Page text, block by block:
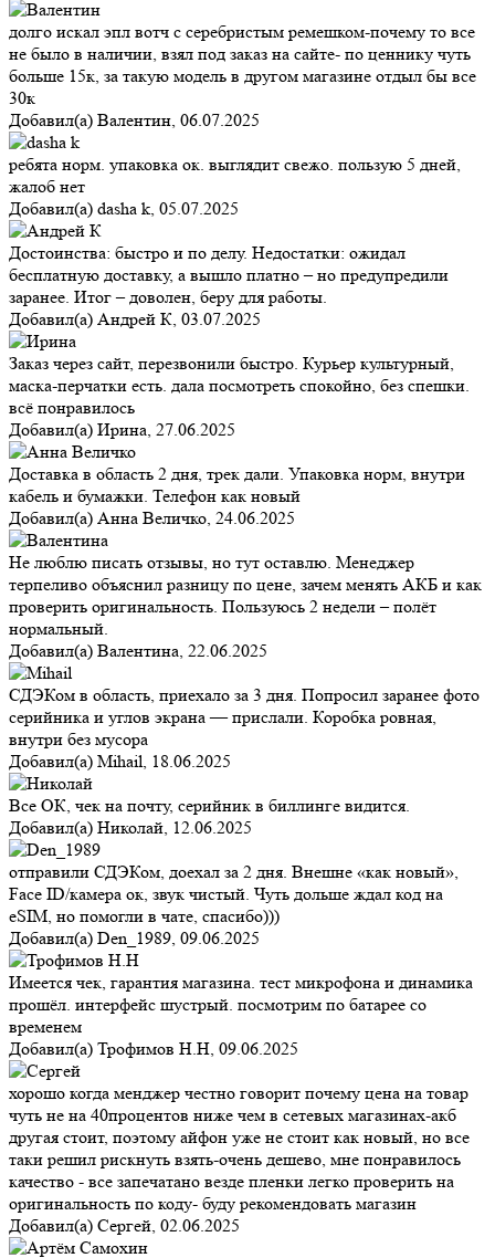
долго искал эпл вотч с серебристым ремешком-почему то все
не было в наличии, взял под заказ на сайте- по ценнику чуть
больше 15к, за такую модель в другом магазине отдыл бы все
30к
Добавил(а) Валентин, 06.07.2025
ребята норм. упаковка ок. выглядит свежо. пользую 5 дней,
жалоб нет
Добавил(а) dasha k, 05.07.2025
Достоинства: быстро и по делу. Недостатки: ожидал
бесплатную доставку, а вышло платно – но предупредили
заранее. Итог – доволен, беру для работы.
Добавил(а) Андрей К, 03.07.2025
Заказ через сайт, перезвонили быстро. Курьер культурный,
маска-перчатки есть. дала посмотреть спокойно, без спешки.
всё понравилось
Добавил(а) Ирина, 27.06.2025
Доставка в область 2 дня, трек дали. Упаковка норм, внутри
кабель и бумажки. Телефон как новый
Добавил(а) Анна Величко, 24.06.2025
Не люблю писать отзывы, но тут оставлю. Менеджер
терпеливо объяснил разницу по цене, зачем менять АКБ и как
проверить оригинальность. Пользуюсь 2 недели – полёт
нормальный.
Добавил(а) Валентина, 22.06.2025
СДЭКом в область, приехало за 3 дня. Попросил заранее фото
серийника и углов экрана — прислали. Коробка ровная,
внутри без мусора
Добавил(а) Mihail, 18.06.2025
Все ОК, чек на почту, серийник в биллинге видится.
Добавил(а) Николай, 12.06.2025
отправили СДЭКом, доехал за 2 дня. Внешне «как новый»,
Face ID/камера ок, звук чистый. Чуть дольше ждал код на
eSIM, но помогли в чате, спасибо)))
Добавил(а) Den_1989, 09.06.2025
Имеется чек, гарантия магазина. тест микрофона и динамика
прошёл. интерфейс шустрый. посмотрим по батарее со
временем
Добавил(а) Трофимов Н.Н, 09.06.2025
хорошо когда менджер честно говорит почему цена на товар
чуть не на 40процентов ниже чем в сетевых магазинах-акб
другая стоит, поэтому айфон уже не стоит как новый, но все
таки решил рискнуть взять-очень дешево, мне понравилось
качество - все запечатано везде пленки легко проверить на
оригинальность по коду- буду рекомендовать магазин
Добавил(а) Сергей, 02.06.2025